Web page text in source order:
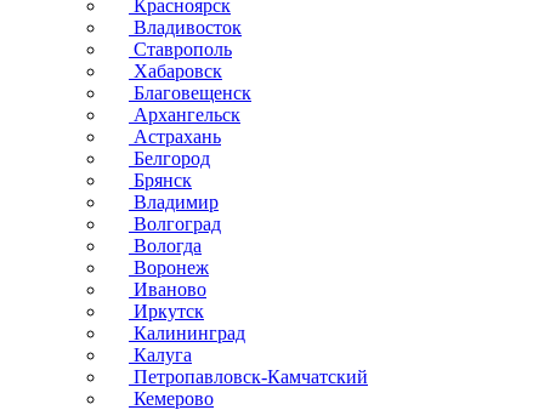
Красноярск
Владивосток
Ставрополь
Хабаровск
Благовещенск
Архангельск
Астрахань
Белгород
Брянск
Владимир
Волгоград
Вологда
Воронеж
Иваново
Иркутск
Калининград
Калуга
Петропавловск-Камчатский
Кемерово